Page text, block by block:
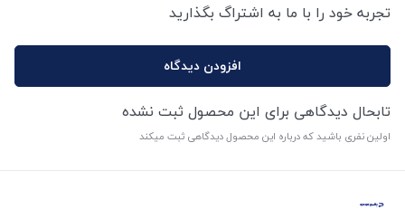
تجربه خود را با ما به اشتراگ بگذارید
افزودن دیدگاه
تابحال دیدگاهی برای این محصول ثبت نشده
اولین نفری باشید که درباره این محصول دیدگاهی ثبت میکند